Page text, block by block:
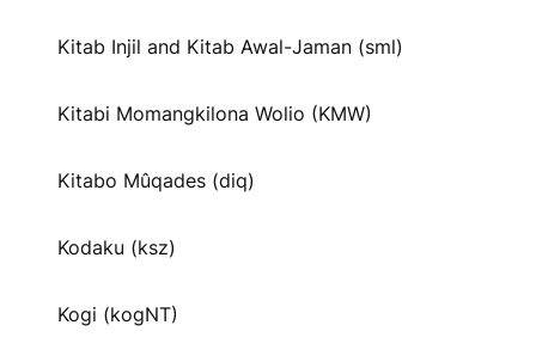
Kitab Injil and Kitab Awal-Jaman (sml)
Kitabi Momangkilona Wolio (KMW)
Kitabo Mûqades (diq)
Kodaku (ksz)
Kogi (kogNT)